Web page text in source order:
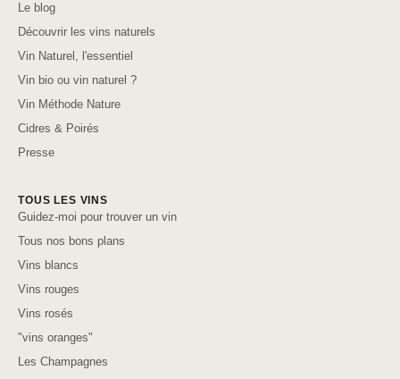
Le blog
Découvrir les vins naturels
Vin Naturel, l'essentiel
Vin bio ou vin naturel ?
Vin Méthode Nature
Cidres & Poirés
Presse
TOUS LES VINS
Guidez-moi pour trouver un vin
Tous nos bons plans
Vins blancs
Vins rouges
Vins rosés
"vins oranges"
Les Champagnes